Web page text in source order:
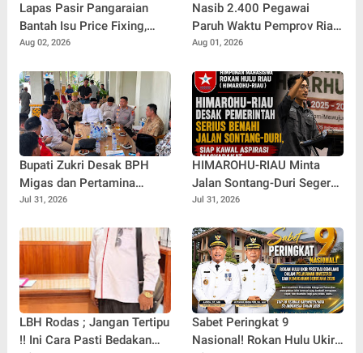
Lapas Pasir Pangaraian
Bantah Isu Price Fixing,
Tegaskan Semua Layanan
Aug 02, 2026
Nasib 2.400 Pegawai
Paruh Waktu Pemprov Riau
Masih 'Gantung', Kapan
Dikabulkan?
Aug 01, 2026
Bupati Zukri Desak BPH
Migas dan Pertamina
Segera Buka Penyaluran
Jul 31, 2026
HIMAROHU-RIAU Minta
Jalan Sontang-Duri Segera
Diperbaiki Pasca
Tahun
Jul 31, 2026
LBH Rodas ; Jangan Tertipu
!! Ini Cara Pasti Bedakan
Sabet Peringkat 9
Nasional! Rokan Hulu Ukir